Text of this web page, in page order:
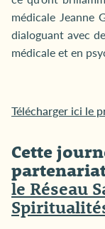
médicale Jeanne
dialoguant avec
médicale et en
Télécharger ici le
Cette
le Réseau